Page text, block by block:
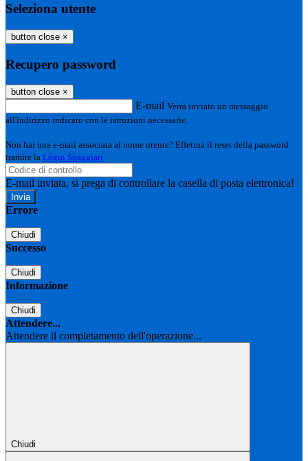
Seleziona utente
button close ×
Recupero password
button close ×
E-mail Verrà inviato un messaggio
all'indirizzo indicato con le istruzioni necessarie.
Non hai una e-mail associata al nome utente? Effettua il reset della password
tramite la Login Spaggiari
E-mail inviata, si prega di controllare la casella di posta elettronica!
Errore
Chiudi
Successo
Chiudi
Informazione
Chiudi
Attendere...
Attendere il completamento dell'operazione...
Chiudi